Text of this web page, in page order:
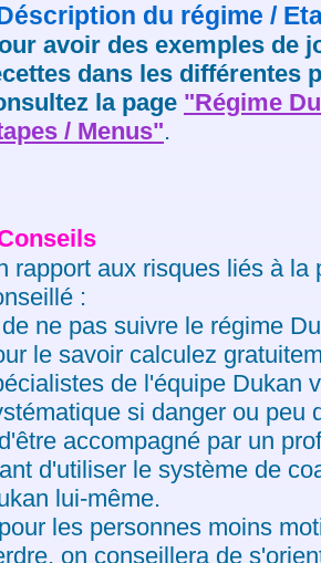
du régime /
avoir des exemples de
dans les différentes
la page "Régime
/ Menus".
rapport aux risques liés à la
:
de ne pas suivre le régime
le savoir calculez
de l'équipe Dukan
si danger ou peu
d'être accompagné par un
d'utiliser le système de
lui-même.
pour les personnes moins
on conseillera de